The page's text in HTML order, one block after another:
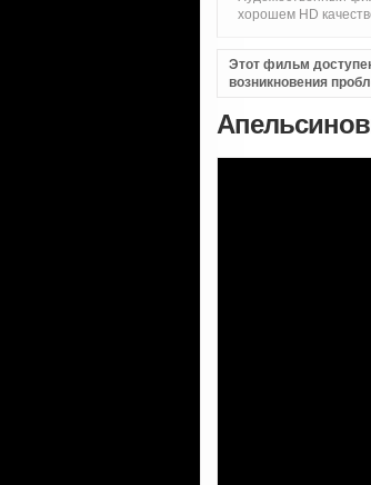
хорошем HD
Этот фильм
возникновения